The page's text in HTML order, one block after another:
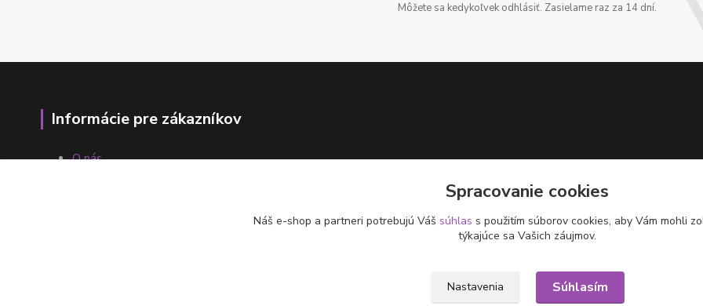
Môžete sa kedykoľvek odhlásiť. Zasielame raz za 14 dní.
Informácie pre zákazníkov
O nás
Spracovanie cookies
Náš e-shop a partneri potrebujú Váš súhlas s použitím súborov cookies, aby Vám mohli
týkajúce sa Vašich záujmov.
Nastavenia Súhlasím